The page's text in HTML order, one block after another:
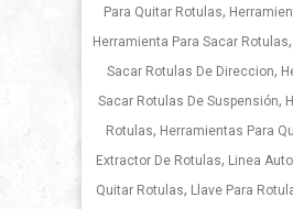
Para Quitar Rotulas,
Herramienta Para Sacar Rotulas,
Sacar Rotulas De Direccion,
Sacar Rotulas De Suspensión,
Rotulas, Herramientas Para
Extractor De Rotulas, Linea
Quitar Rotulas, Llave Para